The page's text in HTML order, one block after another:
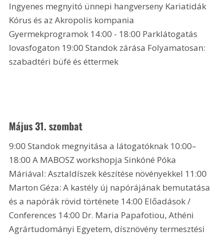
Ingyenes megnyitó ünnepi hangverseny Kariatidák
Kórus és az Akropolis kompania
Gyermekprogramok 14:00 - 18:00 Parklátogatás
lovasfogaton 19:00 Standok zárása Folyamatosan:
szabadtéri büfé és éttermek
Május 31. szombat
9:00 Standok megnyitása a látogatóknak 10:00–
18:00 A MABOSZ workshopja Sinkóné Póka
Máriával: Asztaldíszek készítése növényekkel 11:00
Marton Géza: A kastély új napórájának bemutatása
és a napórák rövid története 14:00 Előadások /
Conferences 14:00 Dr. Maria Papafotiou, Athéni
Agrártudományi Egyetem, dísznövény termesztési